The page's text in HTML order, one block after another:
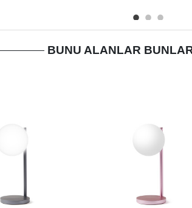
BUNU ALANLAR